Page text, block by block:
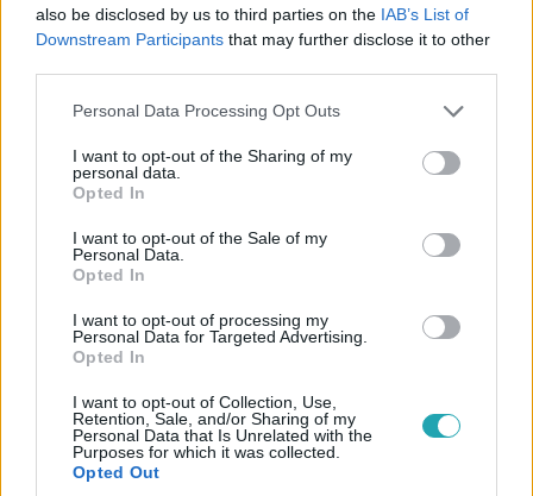
also be disclosed by us to third parties on the IAB’s List of
Downstream Participants that may further disclose it to other
Please note that this website/app uses one or more Google
not limited to your visit or usage behaviour. You may click to
grant or deny consent to Google and its third-party tags to
use your data for below specified purposes in below Google
consent section.
Personal Data Processing Opt Outs
I want to opt-out of the Sharing of my
personal data.
Opted In
I want to opt-out of the Sale of my
Personal Data.
Opted In
I want to opt-out of processing my
Personal Data for Targeted Advertising.
Opted In
I want to opt-out of Collection, Use,
Retention, Sale, and/or Sharing of my
Personal Data that Is Unrelated with the
Purposes for which it was collected.
Opted Out
2024. június 21. 9:46
Meglepő fotót tett közzé Katalin hercegné
Vilmos walesi herceg pénteken betöltötte 42. életévét,
felesége, Katalin gyerekeivel közös fotóval köszöntötte.